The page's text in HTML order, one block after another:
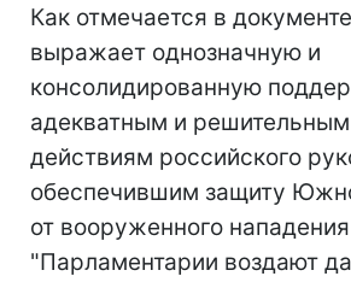
Как отмечается в
выражает однозначную и
консолидированную
адекватным и решительным
действиям российского
обеспечившим защиту
от вооруженного
"Парламентарии воздают